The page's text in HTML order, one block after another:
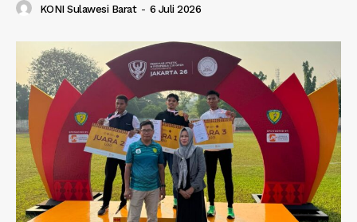
KONI Sulawesi Barat - 6 Juli 2026